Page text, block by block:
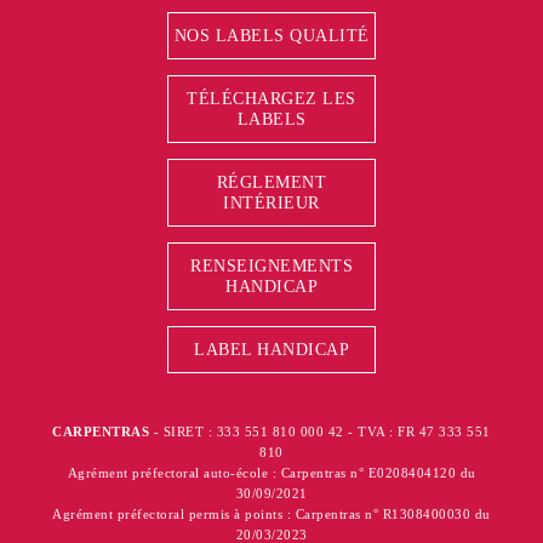
NOS LABELS QUALITÉ
TÉLÉCHARGEZ LES
LABELS
RÉGLEMENT
INTÉRIEUR
RENSEIGNEMENTS
HANDICAP
LABEL HANDICAP
CARPENTRAS - SIRET : 333 551 810 000 42 - TVA : FR 47 333 551
810
Agrément préfectoral auto-école : Carpentras n° E0208404120 du
30/09/2021
Agrément préfectoral permis à points : Carpentras n° R1308400030 du
20/03/2023